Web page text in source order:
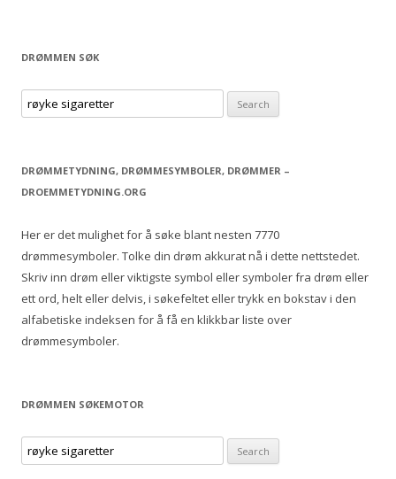
DRØMMEN SØK
S
e
r
c
f
o
r
DRØMMETYDNING, DRØMMESYMBOLER, DRØMMER –
DROEMMETYDNING.ORG
Her er det mulighet for å søke blant nesten 7770
drømmesymboler. Tolke din drøm akkurat nå i dette nettstedet.
Skriv inn drøm eller viktigste symbol eller symboler fra drøm eller
ett ord, helt eller delvis, i søkefeltet eller trykk en bokstav i den
alfabetiske indeksen for å få en klikkbar liste over
drømmesymboler.
DRØMMEN SØKEMOTOR
S
e